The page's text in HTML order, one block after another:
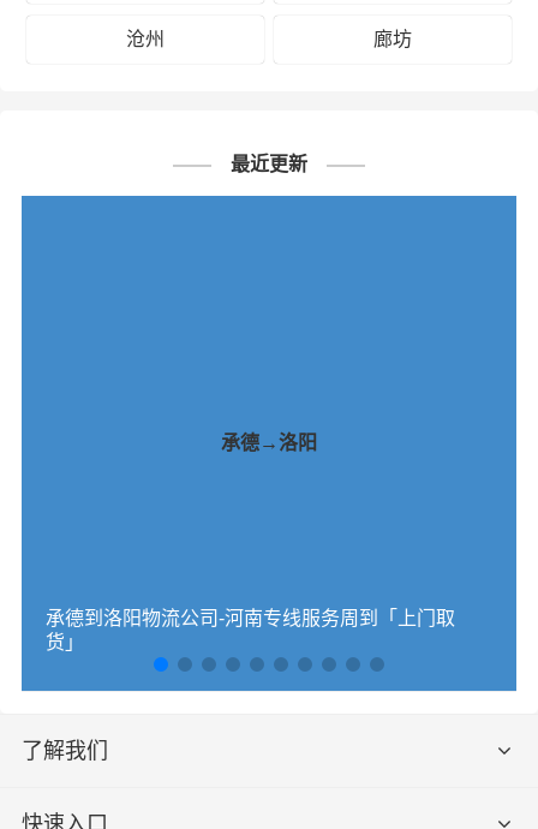
沧州 廊坊
最近更新
承德→洛阳
承德到洛阳物流公司-河南专线服务周到「上门取
货」
了解我们
快速入口